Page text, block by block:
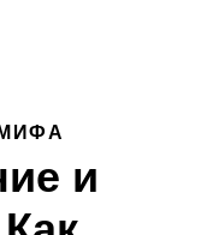
и